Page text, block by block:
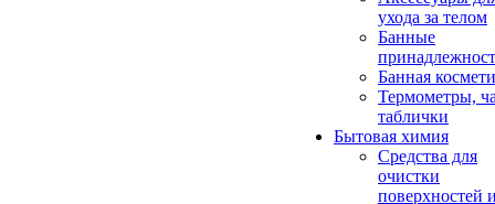
ухода за телом
Банные
Банная
Термометры,
таблички
Бытовая химия
Средства для
очистки
поверхностей